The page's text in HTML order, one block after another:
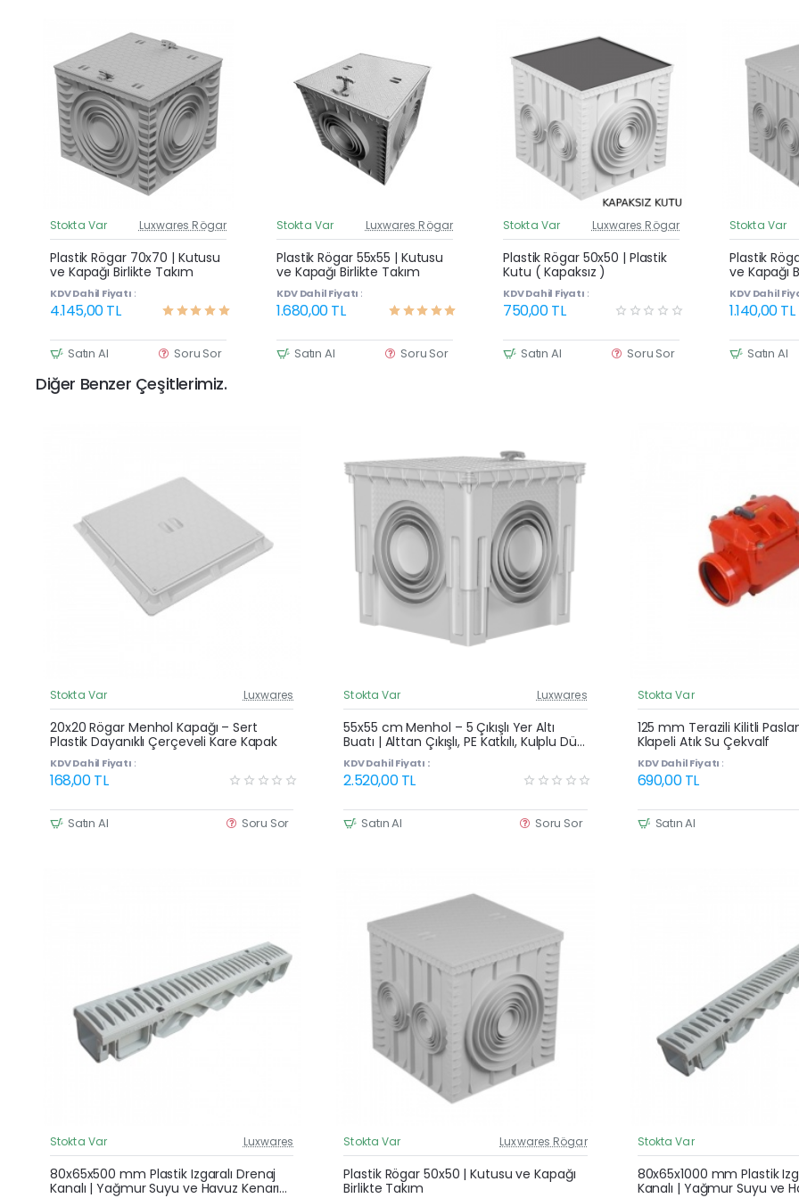
Güncel Fiyat
Yeni Ürün
Stokta Var Luxwares Rögar
Plastik Rögar 70x70 | Kutusu
ve Kapağı Birlikte Takım
KDV Dahil Fiyatı :
4.145,00 TL
Satın Al Soru Sor
Güncel Fiyat
Yeni Ürün
Stokta Var Luxwares Rögar
Plastik Rögar 55x55 | Kutusu
ve Kapağı Birlikte Takım
KDV Dahil Fiyatı :
1.680,00 TL
Satın Al Soru Sor
Güncel Fiyat
Yeni Ürün
Stokta Var Luxwares Rögar
Plastik Rögar 50x50 | Plastik
Kutu ( Kapaksız )
KDV Dahil Fiyatı :
750,00 TL
Satın Al Soru Sor
Stokta Var
Plastik
ve Kapağı
KDV Dahil
1.140,00 TL
Satın Al
Diğer Benzer Çeşitlerimiz.
Güncel Fiyat
Stokta Var Luxwares
20x20 Rögar Menhol Kapağı – Sert
Plastik Dayanıklı Çerçeveli Kare Kapak
KDV Dahil Fiyatı :
168,00 TL
Satın Al Soru Sor
Güncel Fiyat
Yeni Ürün
Stokta Var Luxwares
55x55 cm Menhol – 5 Çıkışlı Yer Altı
Buatı | Alttan Çıkışlı, PE Katkılı, Kulplu Düz
Kapaklı Rögar Kutusu
KDV Dahil Fiyatı :
2.520,00 TL
Satın Al Soru Sor
Stokta Var
125 mm Terazili Kilitli
Klapeli Atık Su Çekvalf
KDV Dahil Fiyatı :
690,00 TL
Satın Al
Güncel Fiyat
Stokta Var Luxwares
80x65x500 mm Plastik Izgaralı Drenaj
Kanalı | Yağmur Suyu ve Havuz Kenarı
Güncel Fiyat
Stokta Var Luxwares Rögar
Plastik Rögar 50x50 | Kutusu ve Kapağı
Birlikte Takım
Stokta Var
80x65x1000 mm Plastik
Kanalı | Yağmur Suyu ve